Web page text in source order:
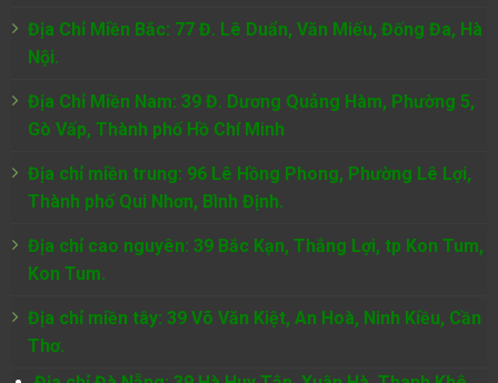
Địa Chỉ Miền Bắc: 77 Đ. Lê Duẩn, Văn Miếu, Đống Đa, Hà
Nội.
Địa Chỉ Miền Nam: 39 Đ. Dương Quảng Hàm, Phường 5,
Gò Vấp, Thành phố Hồ Chí Minh
Địa chỉ miền trung: 96 Lê Hồng Phong, Phường Lê Lợi,
Thành phố Qui Nhơn, Bình Định.
Địa chỉ cao nguyên: 39 Bắc Kạn, Thắng Lợi, tp Kon Tum,
Kon Tum.
Địa chỉ miền tây: 39 Võ Văn Kiệt, An Hoà, Ninh Kiều, Cần
Thơ.